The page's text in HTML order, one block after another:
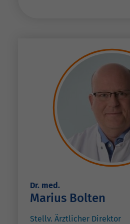
Dr. med.
Marius Bolten
Stellv. Ärztlicher Direktor